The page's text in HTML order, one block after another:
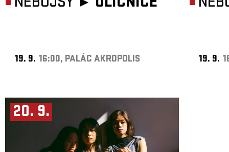
19. 9. 16:00, PALÁC AKROPOLIS 19. 9.
20. 9.